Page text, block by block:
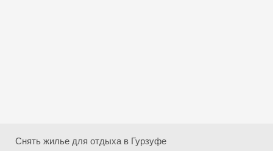
Снять жилье для отдыха в Гурзуфе